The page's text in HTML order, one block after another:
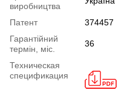
виробництва
Патент
374457
Гарантійний
термін, міс.
36
Техническая
спецификация